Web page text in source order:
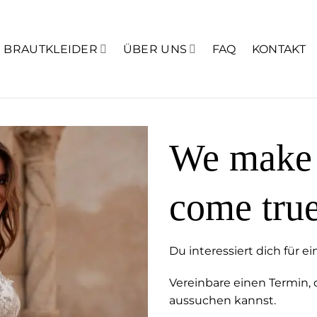
BRAUTKLEIDER ÜBER UNS FAQ KONTAKT
We
come
Du interessiert dich für
Vereinbare einen
aussuchen kannst.